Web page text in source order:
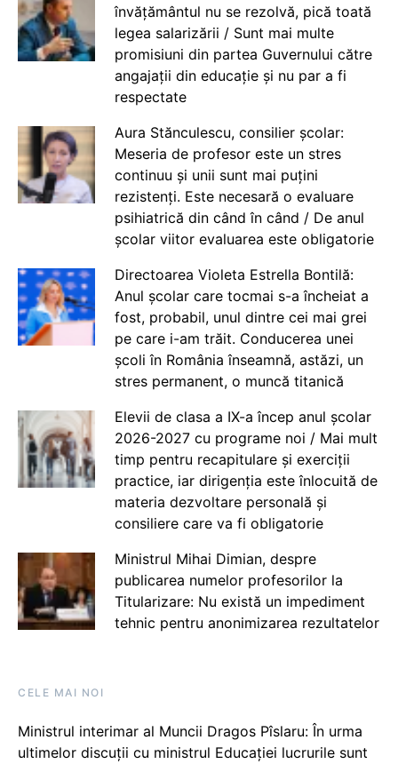
învățământul nu se rezolvă, pică toată
legea salarizării / Sunt mai multe
promisiuni din partea Guvernului către
angajații din educație și nu par a fi
respectate
Aura Stănculescu, consilier școlar:
Meseria de profesor este un stres
continuu și unii sunt mai puțini
rezistenți. Este necesară o evaluare
psihiatrică din când în când / De anul
școlar viitor evaluarea este obligatorie
Directoarea Violeta Estrella Bontilă:
Anul școlar care tocmai s-a încheiat a
fost, probabil, unul dintre cei mai grei
pe care i-am trăit. Conducerea unei
școli în România înseamnă, astăzi, un
stres permanent, o muncă titanică
Elevii de clasa a IX-a încep anul școlar
2026-2027 cu programe noi / Mai mult
timp pentru recapitulare și exerciții
practice, iar dirigenția este înlocuită de
materia dezvoltare personală și
consiliere care va fi obligatorie
Ministrul Mihai Dimian, despre
publicarea numelor profesorilor la
Titularizare: Nu există un impediment
tehnic pentru anonimizarea rezultatelor
CELE MAI NOI
Ministrul interimar al Muncii Dragos Pîslaru: În urma
ultimelor discuții cu ministrul Educației lucrurile sunt